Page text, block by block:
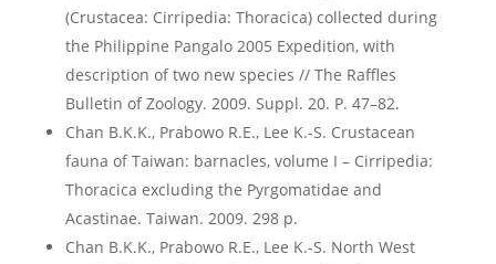
(Crustacea: Cirripedia: Thoracica) collected during
the Philippine Pangalo 2005 Expedition, with
description of two new species // The Raffles
Bulletin of Zoology. 2009. Suppl. 20. P. 47–82.
Chan B.K.K., Prabowo R.E., Lee K.-S. Crustacean
fauna of Taiwan: barnacles, volume I – Cirripedia:
Thoracica excluding the Pyrgomatidae and
Acastinae. Taiwan. 2009. 298 p.
Chan B.K.K., Prabowo R.E., Lee K.-S. North West